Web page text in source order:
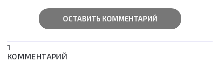
ОСТАВИТЬ КОММЕНТАРИЙ
1
КОММЕНТАРИЙ